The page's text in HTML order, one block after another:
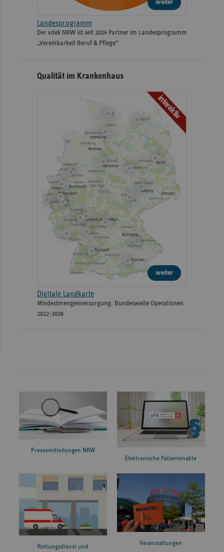
weiter
Landesprogramm
Der vdek NRW ist seit 2024 Partner im Landesprogramm
„Vereinbarkeit Beruf & Pflege“
Qualität im Krankenhaus
interaktiv
weiter
Digitale Landkarte
Mindestmengenversorgung: Bundesweite Operationen
2022-2026
Pressemitteilungen NRW
Elektronische Patientenakte
Rettungsdienst und
Veranstaltungen